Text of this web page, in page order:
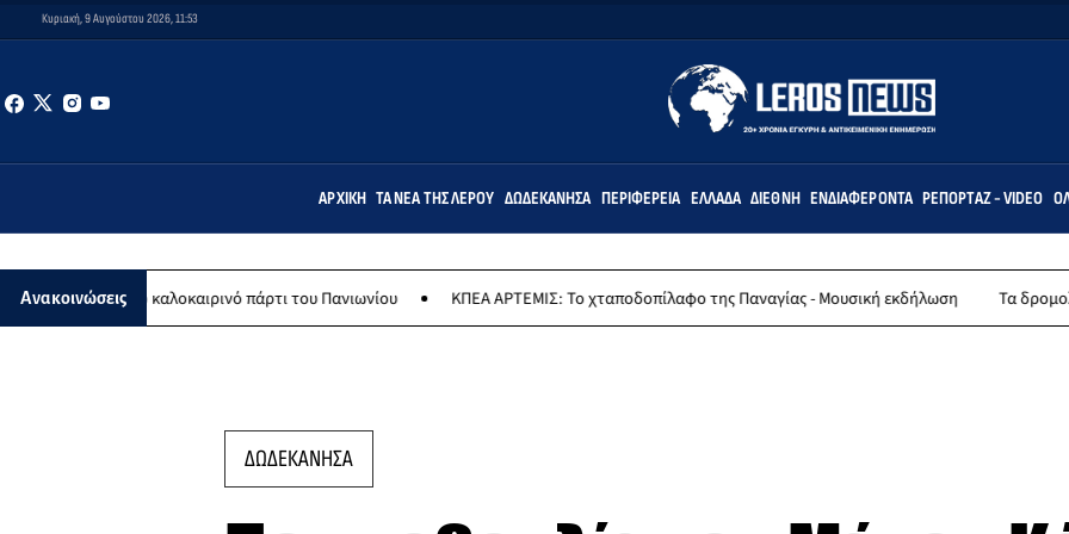
Κυριακή, 9 Αυγούστου 2026, 11:53
ΑΡΧΙΚΉ ΤΑ ΝΈΑ ΤΗΣ ΛΈΡΟΥ ΔΩΔΕΚΆΝΗΣΑ ΠΕΡΙΦΈΡΕΙΑ ΕΛΛΆΔΑ ΔΙΕΘΝΉ ΕΝΔΙΑΦΈΡΟΝΤΑ ΡΕΠΟΡΤΆΖ - VIDEO
Ανακοινώσεις
καλοκαιρινό πάρτι του Πανιωνίου ΚΠΕΑ ΑΡΤΕΜΙΣ: Το χταποδοπίλαφο της Παναγίας - Μουσική εκδήλωση Τα δρομολόγια πλοίων
ΔΩΔΕΚΑΝΗΣΑ